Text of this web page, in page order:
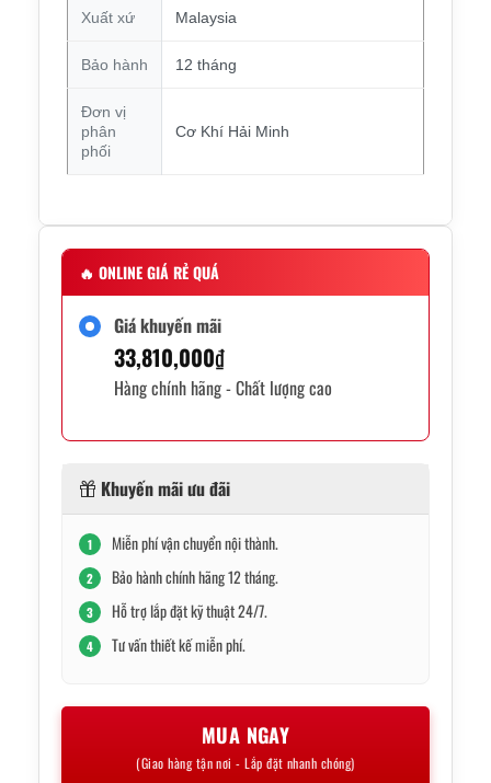
Xuất xứ Malaysia
Bảo hành 12 tháng
Đơn vị
phân
phối
Cơ Khí Hải Minh
🔥 ONLINE GIÁ RẺ QUÁ
Giá khuyến mãi
33,810,000₫
Hàng chính hãng - Chất lượng cao
Khuyến mãi ưu đãi
1 Miễn phí vận chuyển nội thành.
2 Bảo hành chính hãng 12 tháng.
3 Hỗ trợ lắp đặt kỹ thuật 24/7.
4 Tư vấn thiết kế miễn phí.
MUA NGAY
(Giao hàng tận nơi - Lắp đặt nhanh chóng)